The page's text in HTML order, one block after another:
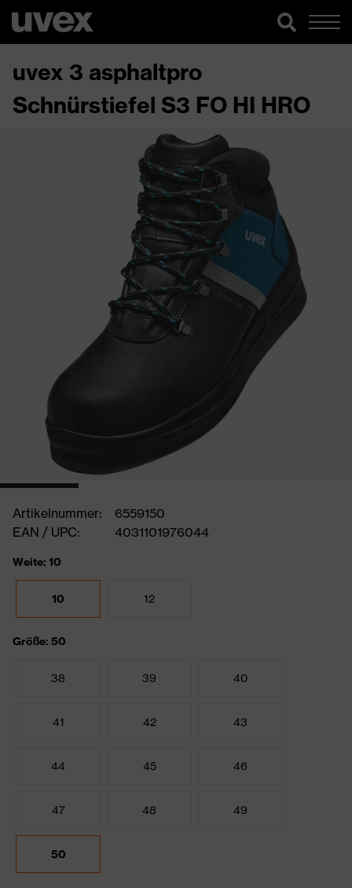
uvex 3 asphaltpro
Schnürstiefel S3 FO HI HRO
Artikelnummer:
6559150
EAN / UPC:
4031101976044
Weite: 10
10 12
Größe: 50
38 39 40
41 42 43
44 45 46
47 48 49
50